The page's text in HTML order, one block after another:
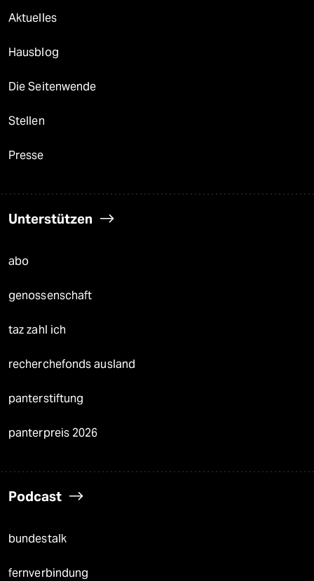
Aktuelles
Hausblog
Die Seitenwende
Stellen
Presse
Unterstützen
abo
genossenschaft
taz zahl ich
recherchefonds ausland
panterstiftung
panterpreis 2026
Podcast
bundestalk
fernverbindung